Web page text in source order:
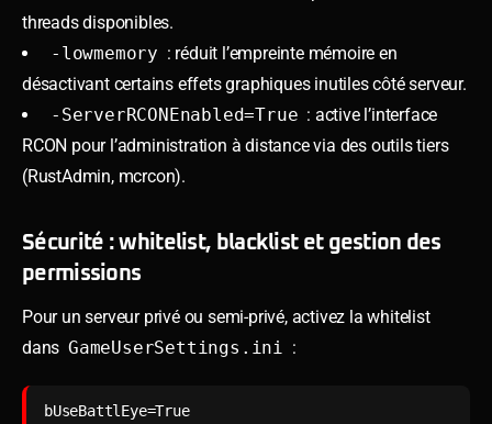
threads disponibles.
-lowmemory : réduit l’empreinte mémoire en
désactivant certains effets graphiques inutiles côté serveur.
-ServerRCONEnabled=True : active l’interface
RCON pour l’administration à distance via des outils tiers
(RustAdmin, mcrcon).
Sécurité : whitelist, blacklist et gestion des
permissions
Pour un serveur privé ou semi-privé, activez la whitelist
dans GameUserSettings.ini :
bUseBattlEye=True